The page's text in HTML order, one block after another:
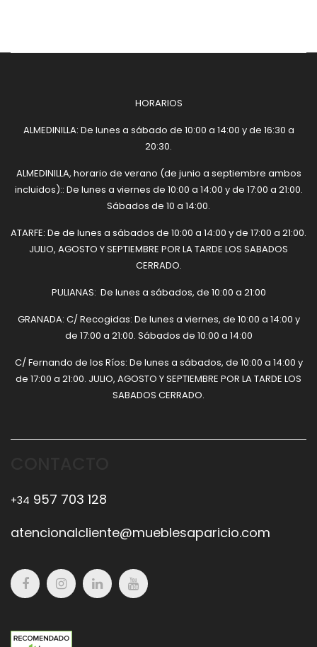
HORARIOS
ALMEDINILLA: De lunes a sábado de 10:00 a 14:00 y de 16:30 a
20:30.
ALMEDINILLA, horario de verano (de junio a septiembre ambos
incluidos):: De lunes a viernes de 10:00 a 14:00 y de 17:00 a 21:00.
Sábados de 10 a 14:00.
ATARFE: De de lunes a sábados de 10:00 a 14:00 y de 17:00 a 21:00.
JULIO, AGOSTO Y SEPTIEMBRE POR LA TARDE LOS SABADOS
CERRADO.
PULIANAS: De lunes a sábados, de 10:00 a 21:00
GRANADA: C/ Recogidas: De lunes a viernes, de 10:00 a 14:00 y
de 17:00 a 21:00. Sábados de 10:00 a 14:00
C/ Fernando de los Ríos: De lunes a sábados, de 10:00 a 14:00 y
de 17:00 a 21:00. JULIO, AGOSTO Y SEPTIEMBRE POR LA TARDE LOS
SABADOS CERRADO.
+34 957 703 128
atencionalcliente@mueblesaparicio.com